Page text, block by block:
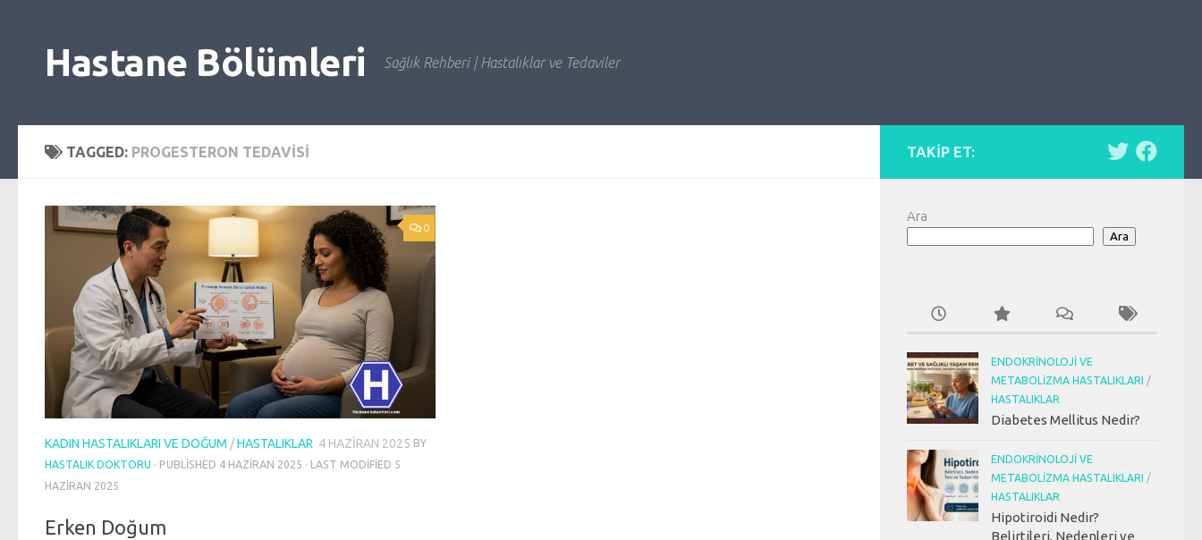
Hastane Bölümleri Sağlık Rehberi | Hastalıklar ve Tedaviler
TAGGED: PROGESTERON TEDAVISI
0
KADIN HASTALIKLARI VE DOĞUM /HASTALIKLAR 4 HAZIRAN 2025 BY
HASTALIK DOKTORU · PUBLISHED 4 HAZIRAN 2025 · LAST MODIFIED 5
HAZIRAN 2025
Erken Doğum
TAKIP ET:
Ara
Ara
ENDOKRINOLOJI VE
METABOLIZMA HASTALIKLARI /
HASTALIKLAR
Diabetes Mellitus Nedir?
ENDOKRINOLOJI VE
METABOLIZMA HASTALIKLARI /
HASTALIKLAR
Hipotiroidi Nedir?
Belirtileri, Nedenleri ve